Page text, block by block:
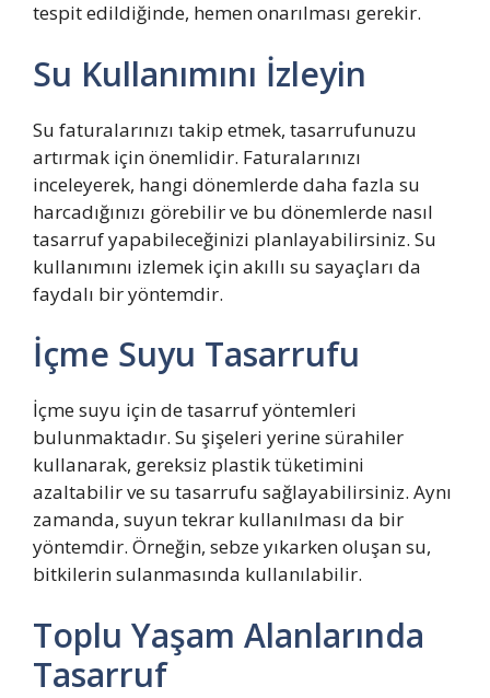
tespit edildiğinde, hemen onarılması gerekir.
Su Kullanımını İzleyin
Su faturalarınızı takip etmek, tasarrufunuzu
artırmak için önemlidir. Faturalarınızı
inceleyerek, hangi dönemlerde daha fazla su
harcadığınızı görebilir ve bu dönemlerde nasıl
tasarruf yapabileceğinizi planlayabilirsiniz. Su
kullanımını izlemek için akıllı su sayaçları da
faydalı bir yöntemdir.
İçme Suyu Tasarrufu
İçme suyu için de tasarruf yöntemleri
bulunmaktadır. Su şişeleri yerine sürahiler
kullanarak, gereksiz plastik tüketimini
azaltabilir ve su tasarrufu sağlayabilirsiniz. Aynı
zamanda, suyun tekrar kullanılması da bir
yöntemdir. Örneğin, sebze yıkarken oluşan su,
bitkilerin sulanmasında kullanılabilir.
Toplu Yaşam Alanlarında
Tasarruf